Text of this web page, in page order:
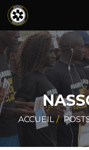
ACCUEIL